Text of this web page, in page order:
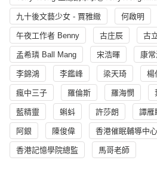
九十後文藝少女 - 賈雅緻 何啟明
午夜工作者 Benny 古庄辰 古
孟希璘 Ball Mang 宋浩暉 康常
李錦鴻 李鑑峰 梁天琦 楊
瘋中三子 羅倫斯 羅海憫
藍精靈 蝌蚪 許莎朗 譚雁
阿銀 陳俊偉 香港催眠輔導中
香港記憶學院總監 馬哥老師